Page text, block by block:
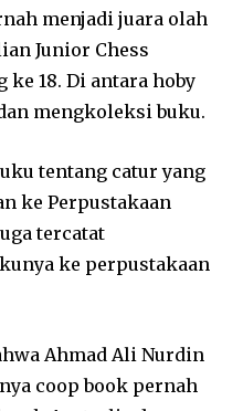
menjadi juara olah
Junior Chess
ke 18. Di antara hoby
mengkoleksi buku.
tentang catur yang
ke Perpustakaan
tercatat
ke perpustakaan
Ahmad Ali Nurdin
coop book pernah